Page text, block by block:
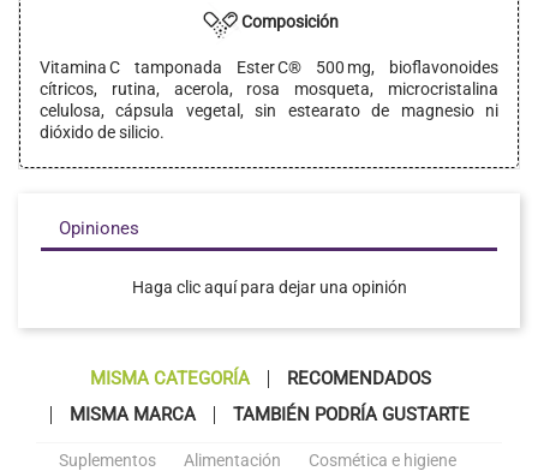
Composición
Vitamina C tamponada Ester C® 500 mg, bioflavonoides
cítricos, rutina, acerola, rosa mosqueta, microcristalina
celulosa, cápsula vegetal, sin estearato de magnesio ni
dióxido de silicio.
Opiniones
Haga clic aquí para dejar una opinión
MISMA CATEGORÍA
RECOMENDADOS
MISMA MARCA
TAMBIÉN PODRÍA GUSTARTE
Suplementos Alimentación
Cosmética e higiene